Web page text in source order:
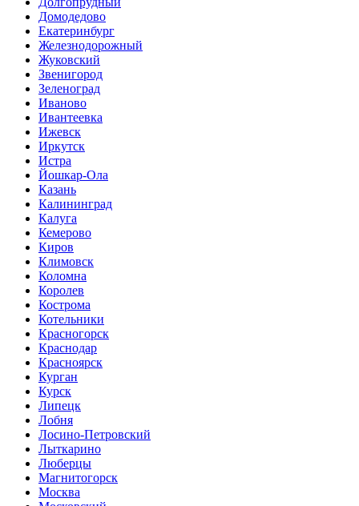
Домодедово
Екатеринбург
Железнодорожный
Жуковский
Звенигород
Зеленоград
Иваново
Ивантеевка
Ижевск
Иркутск
Истра
Йошкар-Ола
Казань
Калининград
Калуга
Кемерово
Киров
Климовск
Коломна
Королев
Кострома
Котельники
Красногорск
Краснодар
Красноярск
Курган
Курск
Липецк
Лобня
Лосино-Петровский
Лыткарино
Люберцы
Магнитогорск
Москва